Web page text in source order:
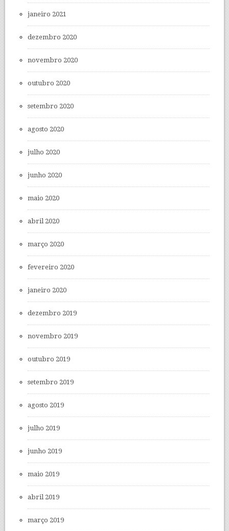
janeiro 2021
dezembro 2020
novembro 2020
outubro 2020
setembro 2020
agosto 2020
julho 2020
junho 2020
maio 2020
abril 2020
março 2020
fevereiro 2020
janeiro 2020
dezembro 2019
novembro 2019
outubro 2019
setembro 2019
agosto 2019
julho 2019
junho 2019
maio 2019
abril 2019
março 2019